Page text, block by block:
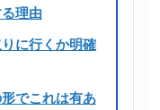
理由
に行くか明確
でこれは有あ